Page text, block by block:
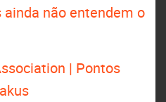
não entendem o
| Pontos